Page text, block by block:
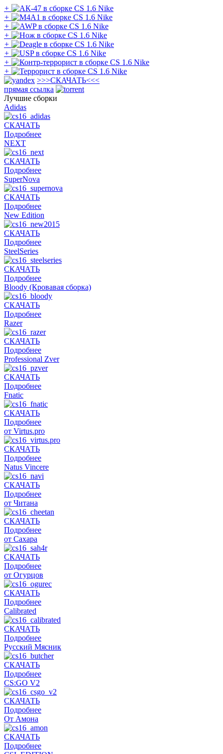
+
+
+
+
+
+
+
+
>>>СКАЧАТЬ<<<
прямая ссылка
Лучшие сборки
Adidas
СКАЧАТЬ
Подробнее
NEXT
СКАЧАТЬ
Подробнее
SuperNova
СКАЧАТЬ
Подробнее
New Edition
СКАЧАТЬ
Подробнее
SteelSeries
СКАЧАТЬ
Подробнее
Bloody (Кровавая сборка)
СКАЧАТЬ
Подробнее
Razer
СКАЧАТЬ
Подробнее
Professional Zver
СКАЧАТЬ
Подробнее
Fnatic
СКАЧАТЬ
Подробнее
от Virtus.pro
СКАЧАТЬ
Подробнее
Natus Vincere
СКАЧАТЬ
Подробнее
от Читана
СКАЧАТЬ
Подробнее
от Сахара
СКАЧАТЬ
Подробнее
от Огурцов
СКАЧАТЬ
Подробнее
Calibrated
СКАЧАТЬ
Подробнее
Русский Мясник
СКАЧАТЬ
Подробнее
CS:GO V2
СКАЧАТЬ
Подробнее
От Амона
СКАЧАТЬ
Подробнее